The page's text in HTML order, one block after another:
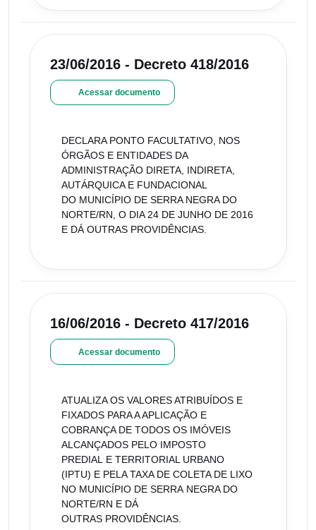
23/06/2016 - Decreto 418/2016
Acessar documento
DECLARA PONTO FACULTATIVO, NOS
ÓRGÃOS E ENTIDADES DA
ADMINISTRAÇÃO DIRETA, INDIRETA,
AUTÁRQUICA E FUNDACIONAL
DO MUNICÍPIO DE SERRA NEGRA DO
NORTE/RN, O DIA 24 DE JUNHO DE 2016
E DÁ OUTRAS PROVIDÊNCIAS.
16/06/2016 - Decreto 417/2016
Acessar documento
ATUALIZA OS VALORES ATRIBUÍDOS E
FIXADOS PARA A APLICAÇÃO E
COBRANÇA DE TODOS OS IMÓVEIS
ALCANÇADOS PELO IMPOSTO
PREDIAL E TERRITORIAL URBANO
(IPTU) E PELA TAXA DE COLETA DE LIXO
NO MUNICÍPIO DE SERRA NEGRA DO
NORTE/RN E DÁ
OUTRAS PROVIDÊNCIAS.